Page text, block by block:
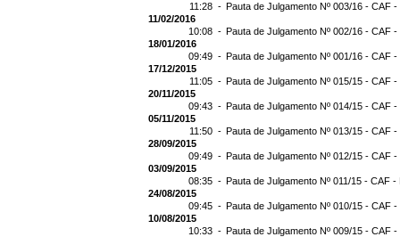
11:28 - Pauta de Julgamento Nº 003/16 - CAF
11/02/2016
10:08 - Pauta de Julgamento Nº 002/16 - CAF
18/01/2016
09:49 - Pauta de Julgamento Nº 001/16 - CAF
17/12/2015
11:05 - Pauta de Julgamento Nº 015/15 - CAF
20/11/2015
09:43 - Pauta de Julgamento Nº 014/15 - CAF -
05/11/2015
11:50 - Pauta de Julgamento Nº 013/15 - CAF -
28/09/2015
09:49 - Pauta de Julgamento Nº 012/15 - CAF
03/09/2015
08:35 - Pauta de Julgamento Nº 011/15 - CAF -
24/08/2015
09:45 - Pauta de Julgamento Nº 010/15 - CAF
10/08/2015
10:33 - Pauta de Julgamento Nº 009/15 - CAF